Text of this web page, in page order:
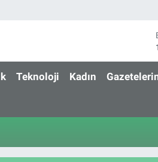
Teknoloji Kadın